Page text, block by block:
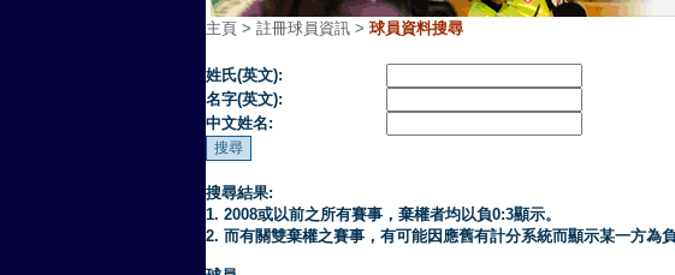
主頁 > 註冊球員資訊 > 球員資料搜尋
姓氏(英文):
名字(英文):
中文姓名:
搜尋結果:
1. 2008或以前之所有賽事，棄權者均以負0:3顯示。
2. 而有關雙棄權之賽事，有可能因應舊有計分系統而顯示某一方為